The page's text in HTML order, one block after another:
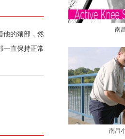
他的颈部，然
一直保持正常
南
南昌